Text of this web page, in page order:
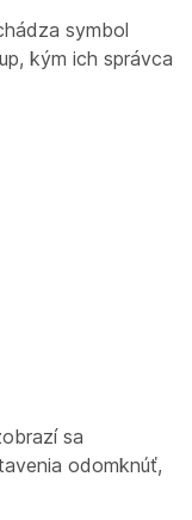
symbol
kým ich správca
sa
odomknúť,